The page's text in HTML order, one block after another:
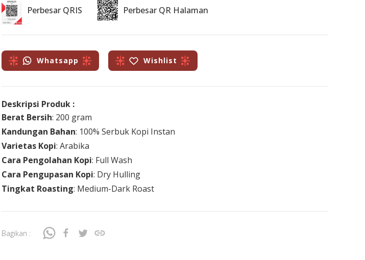
Perbesar QRIS Perbesar QR Halaman
Whatsapp Wishlist
Deskripsi Produk :
Berat Bersih: 200 gram
Kandungan Bahan: 100% Serbuk Kopi Instan
Varietas Kopi: Arabika
Cara Pengolahan Kopi: Full Wash
Cara Pengupasan Kopi: Dry Hulling
Tingkat Roasting: Medium-Dark Roast
Bagikan :